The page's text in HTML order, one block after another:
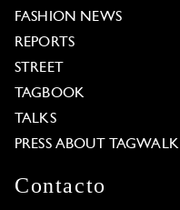
FASHION NEWS
REPORTS
STREET
TAGBOOK
TALKS
PRESS ABOUT TAGWALK
Contacto